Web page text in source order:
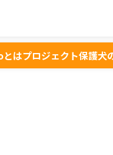
はプロジェクト保護犬